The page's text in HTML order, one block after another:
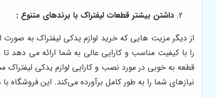
داشتن بیشتر قطعات لیفتراک با برندهای متنوع :
از دیگر مزیت هایی که خرید لوازم یدکی لیفتراک به
را با کیفیت مناسب و کارایی عالی به شما ارائه می دهد
قطعه به خوبی در مورد نصب و کارایی لوازم یدکی لیفتراک
نیازهای شما را به طور کامل برآورده می‌کند. این فروشگاه